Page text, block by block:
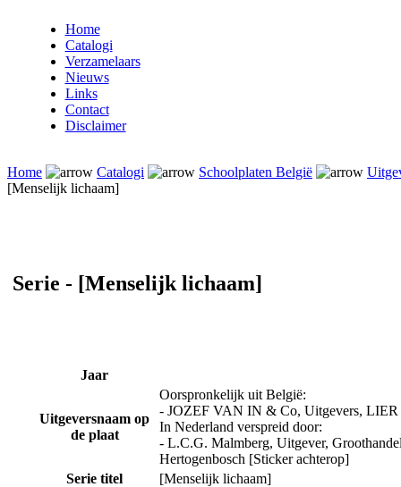
Home
Catalogi
Verzamelaars
Nieuws
Links
Contact
Disclaimer
Home Catalogi Schoolplaten België
[Menselijk lichaam]
Serie - [Menselijk lichaam]
Jaar
Uitgeversnaam op
de plaat
Oorspronkelijk uit België:
- JOZEF VAN IN & Co, Uitgevers, LIER
In Nederland verspreid door:
- L.C.G. Malmberg, Uitgever,
Hertogenbosch [Sticker achterop]
Serie titel
[Menselijk lichaam]